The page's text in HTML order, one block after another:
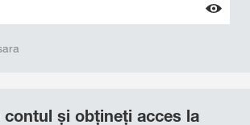
contul și obțineți acces la